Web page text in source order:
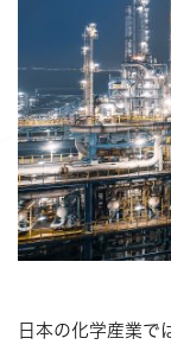
日本の化学産業で